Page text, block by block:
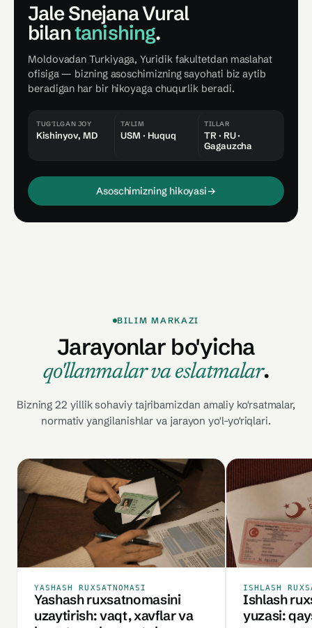
Jale Snejana Vural
bilantanishing.
Moldovadan Turkiyaga, Yuridik fakultetdan maslahat
ofisiga — bizning asoschimizning sayohati biz aytib
beradigan har bir hikoyaga chuqurlik beradi.
TUG'ILGAN JOY
Kishinyov, MD
TA'LIM
USM · Huquq
TILLAR
TR · RU ·
Gagauzcha
Asoschimizning hikoyasi→
BILIM MARKAZI
Jarayonlar bo'yicha
qo'llanmalar va eslatmalar.
Bizning 22 yillik sohaviy tajribamizdan amaliy ko'rsatmalar,
normativ yangilanishlar va jarayon yo'l-yo'riqlari.
YASHASH RUXSATNOMASI
Yashash ruxsatnomasini
uzaytirish: vaqt, xavflar va
ISHLASH
Ishlash
yuzasi: